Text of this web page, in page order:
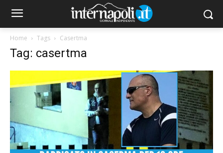
Home Tags Casertma
Tag: casertma